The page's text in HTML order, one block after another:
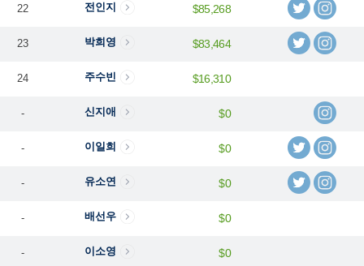
22 전인지 $85,268
23 박희영 $83,464
24 주수빈 $16,310
- 신지애 $0
- 이일희 $0
- 유소연 $0
- 배선우 $0
- 이소영 $0